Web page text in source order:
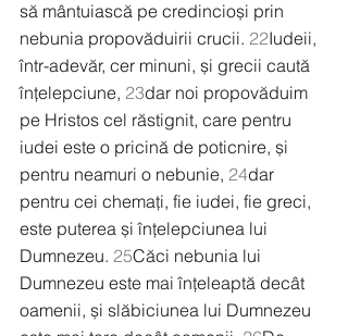
să mântuiască pe credincioși prin
nebunia propovăduirii crucii. 22Iudeii,
într-adevăr, cer minuni, și grecii caută
înțelepciune, 23dar noi propovăduim
pe Hristos cel răstignit, care pentru
iudei este o pricină de poticnire, și
pentru neamuri o nebunie, 24dar
pentru cei chemați, fie iudei, fie greci,
este puterea și înțelepciunea lui
Dumnezeu. 25Căci nebunia lui
Dumnezeu este mai înțeleaptă decât
oamenii, și slăbiciunea lui Dumnezeu